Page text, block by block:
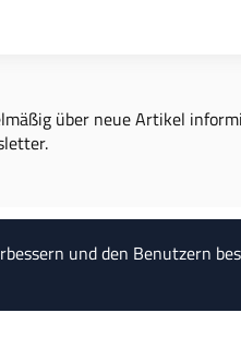
über neue Artikel
und den Benutzern